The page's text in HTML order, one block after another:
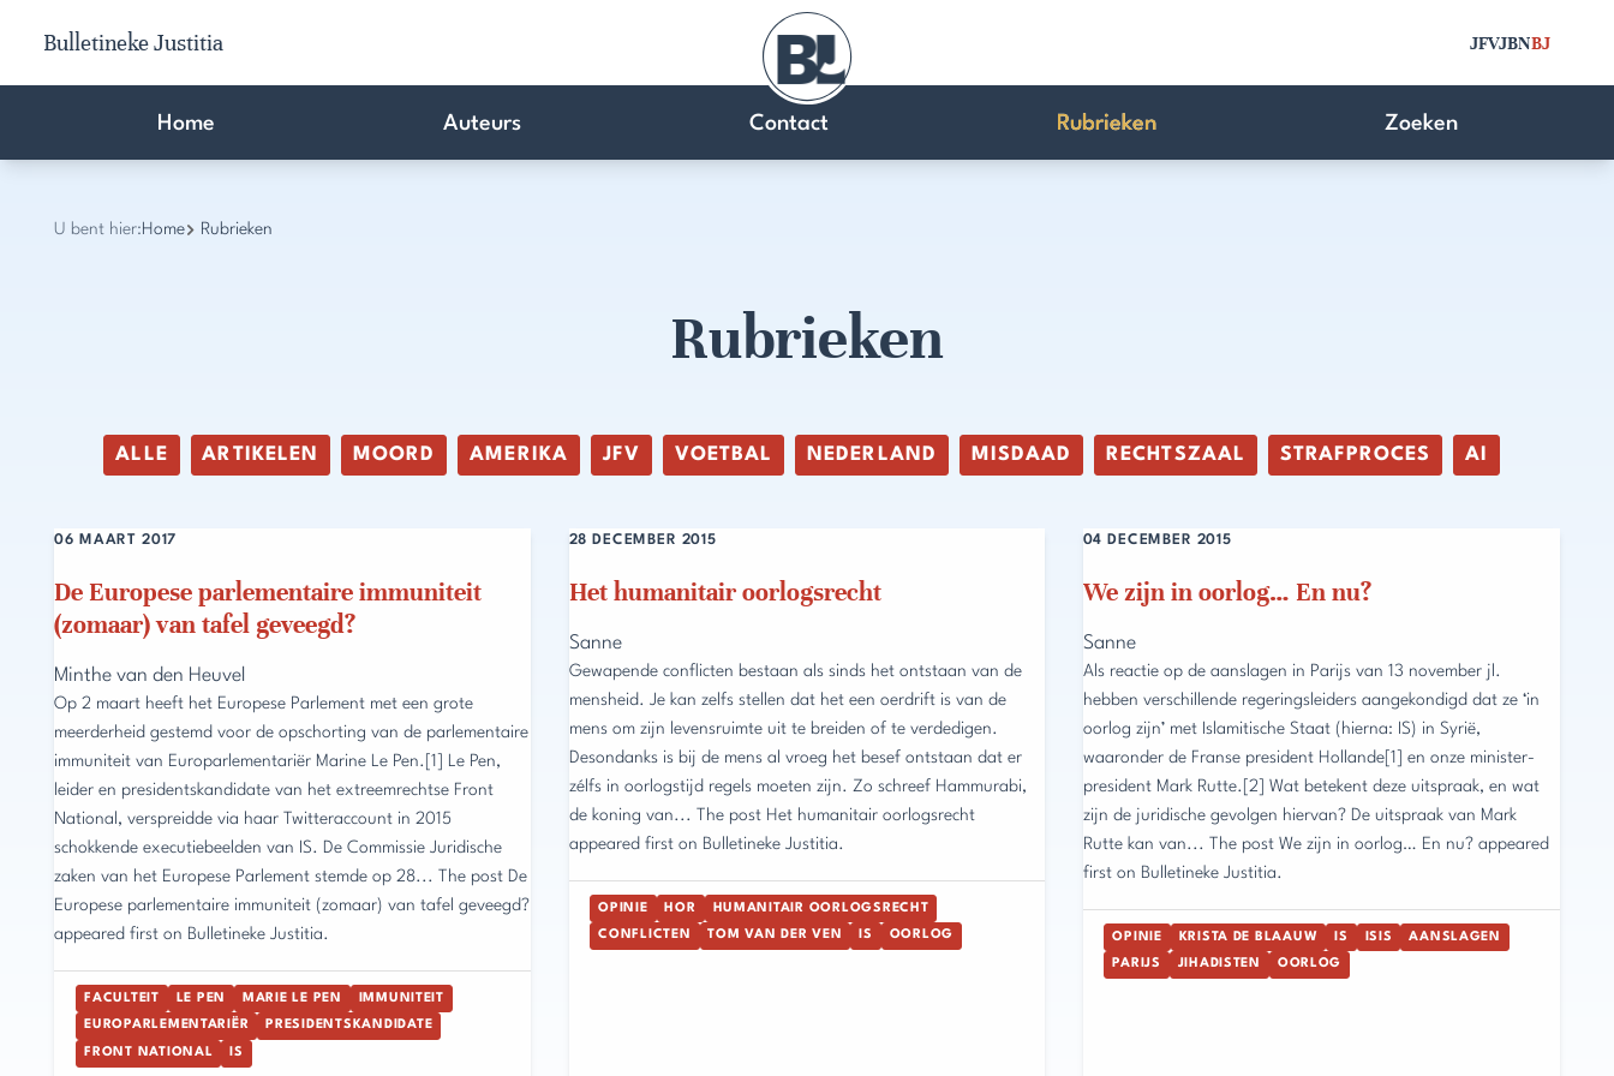
Bulletineke Justitia JFVJBNBJ
Home Auteurs Contact Rubrieken Zoeken
U bent hier: Home Rubrieken
Rubrieken
ALLE ARTIKELEN MOORD AMERIKA JFV VOETBAL NEDERLAND MISDAAD RECHTSZAAL STRAFPROCES AI
De Europese parlementaire immuniteit
(zomaar) van tafel geveegd?
06 MAART 2017
Minthe van den Heuvel
Op 2 maart heeft het Europese Parlement met een grote
meerderheid gestemd voor de opschorting van de parlementaire
immuniteit van Europarlementariër Marine Le Pen.[1] Le Pen,
leider en presidentskandidate van het extreemrechtse Front
National, verspreidde via haar Twitteraccount in 2015
schokkende executiebeelden van IS. De Commissie Juridische
zaken van het Europese Parlement stemde op 28... The post De
Europese parlementaire immuniteit (zomaar) van tafel geveegd?
appeared first on Bulletineke Justitia.
FACULTEIT LE PEN MARIE LE PEN IMMUNITEIT
EUROPARLEMENTARIËR PRESIDENTSKANDIDATE
FRONT NATIONAL IS
Het humanitair oorlogsrecht
28 DECEMBER 2015
Sanne
Gewapende conflicten bestaan als sinds het ontstaan van de
mensheid. Je kan zelfs stellen dat het een oerdrift is van de
mens om zijn levensruimte uit te breiden of te verdedigen.
Desondanks is bij de mens al vroeg het besef ontstaan dat er
zélfs in oorlogstijd regels moeten zijn. Zo schreef Hammurabi,
de koning van... The post Het humanitair oorlogsrecht
appeared first on Bulletineke Justitia.
OPINIE HOR HUMANITAIR OORLOGSRECHT
CONFLICTEN TOM VAN DER VEN IS OORLOG
We zijn in oorlog… En nu?
04 DECEMBER 2015
Sanne
Als reactie op de aanslagen in Parijs van 13 november jl.
hebben verschillende regeringsleiders aangekondigd dat ze ‘in
oorlog zijn’ met Islamitische Staat (hierna: IS) in Syrië,
waaronder de Franse president Hollande[1] en onze minister-
president Mark Rutte.[2] Wat betekent deze uitspraak, en wat
zijn de juridische gevolgen hiervan? De uitspraak van Mark
Rutte kan van... The post We zijn in oorlog… En nu? appeared
first on Bulletineke Justitia.
OPINIE KRISTA DE BLAAUW IS ISIS AANSLAGEN
PARIJS JIHADISTEN OORLOG